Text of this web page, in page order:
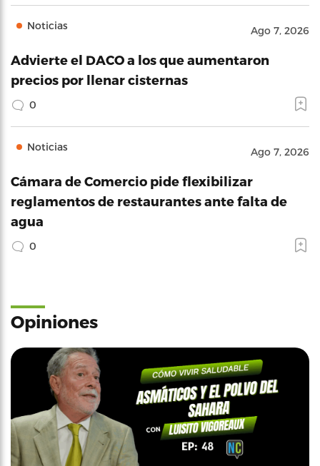
Noticias Ago 7, 2026
Advierte el DACO a los que aumentaron
precios por llenar cisternas
0
Noticias Ago 7, 2026
Cámara de Comercio pide flexibilizar
reglamentos de restaurantes ante falta de
agua
0
Opiniones